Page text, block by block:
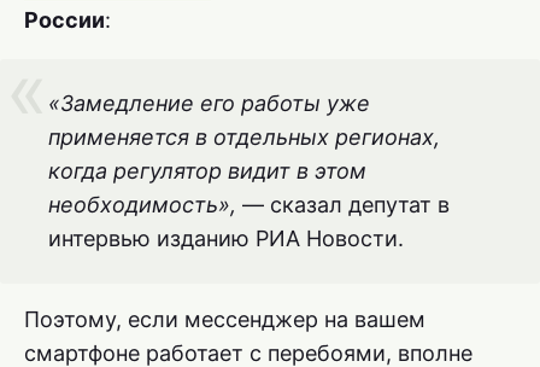
России:
«Замедление его работы уже
применяется в отдельных регионах,
когда регулятор видит в этом
необходимость», — сказал депутат в
интервью изданию РИА Новости.
Поэтому, если мессенджер на вашем
смартфоне работает с перебоями, вполне